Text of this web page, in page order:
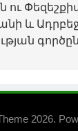
ու
և
2026.